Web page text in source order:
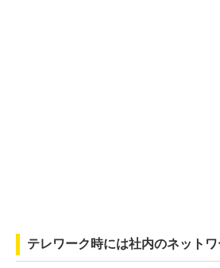
テレワーク時には社内のネット